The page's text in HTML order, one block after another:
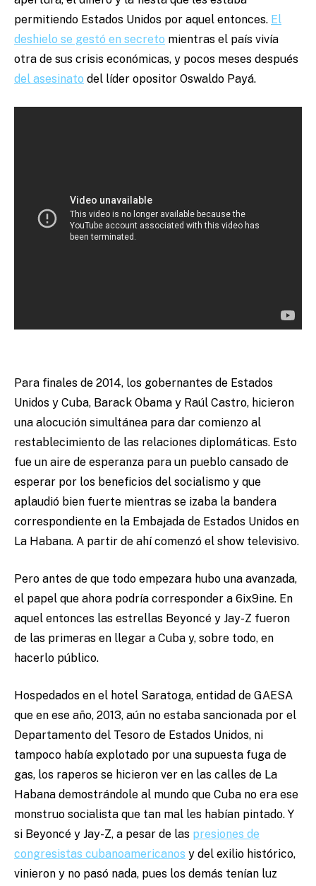
permitiendo Estados Unidos por aquel entonces. El
deshielo se gestó en secreto mientras el país vivía
otra de sus crisis económicas, y pocos meses después
del asesinato del líder opositor Oswaldo Payá.
Para finales de 2014, los gobernantes de Estados
Unidos y Cuba, Barack Obama y Raúl Castro, hicieron
una alocución simultánea para dar comienzo al
restablecimiento de las relaciones diplomáticas. Esto
fue un aire de esperanza para un pueblo cansado de
esperar por los beneficios del socialismo y que
aplaudió bien fuerte mientras se izaba la bandera
correspondiente en la Embajada de Estados Unidos en
La Habana. A partir de ahí comenzó el show televisivo.
Pero antes de que todo empezara hubo una avanzada,
el papel que ahora podría corresponder a 6ix9ine. En
aquel entonces las estrellas Beyoncé y Jay-Z fueron
de las primeras en llegar a Cuba y, sobre todo, en
hacerlo público.
Hospedados en el hotel Saratoga, entidad de GAESA
que en ese año, 2013, aún no estaba sancionada por el
Departamento del Tesoro de Estados Unidos, ni
tampoco había explotado por una supuesta fuga de
gas, los raperos se hicieron ver en las calles de La
Habana demostrándole al mundo que Cuba no era ese
monstruo socialista que tan mal les habían pintado. Y
si Beyoncé y Jay-Z, a pesar de las presiones de
congresistas cubanoamericanos y del exilio histórico,
vinieron y no pasó nada, pues los demás tenían luz